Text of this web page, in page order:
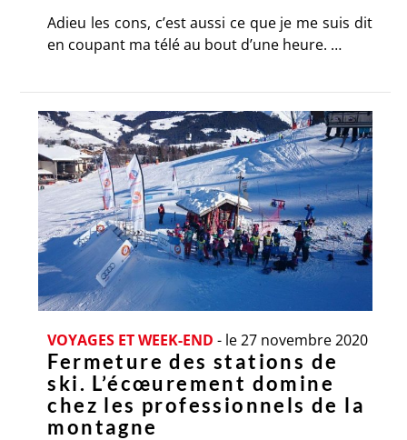
Adieu les cons, c’est aussi ce que je me suis dit
en coupant ma télé au bout d’une heure. …
VOYAGES ET WEEK-END - le 27 novembre 2020
Fermeture des stations de
ski. L’écœurement domine
chez les professionnels de la
montagne